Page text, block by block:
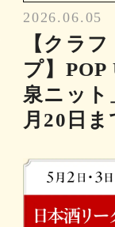
2026.06.05
【クラ
プ】POP
泉ニット
月20日